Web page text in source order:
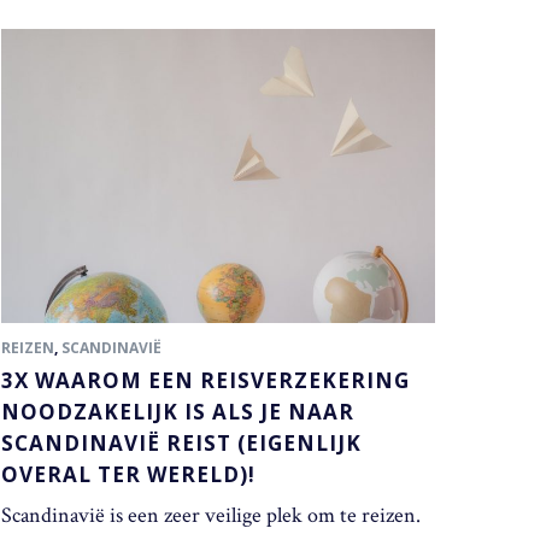
REIZEN, SCANDINAVIË
3X WAAROM EEN REISVERZEKERING
NOODZAKELIJK IS ALS JE NAAR
SCANDINAVIË REIST (EIGENLIJK
OVERAL TER WERELD)!
Scandinavië is een zeer veilige plek om te reizen.